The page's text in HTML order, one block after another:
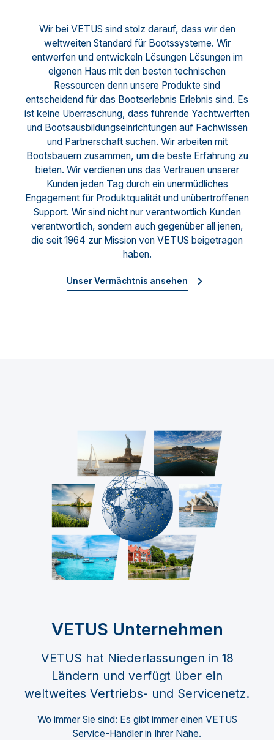
Wir bei VETUS sind stolz darauf, dass wir den
weltweiten Standard für Bootssysteme. Wir
entwerfen und entwickeln Lösungen Lösungen im
eigenen Haus mit den besten technischen
Ressourcen denn unsere Produkte sind
entscheidend für das Bootserlebnis Erlebnis sind. Es
ist keine Überraschung, dass führende Yachtwerften
und Bootsausbildungseinrichtungen auf Fachwissen
und Partnerschaft suchen. Wir arbeiten mit
Bootsbauern zusammen, um die beste Erfahrung zu
bieten. Wir verdienen uns das Vertrauen unserer
Kunden jeden Tag durch ein unermüdliches
Engagement für Produktqualität und unübertroffenen
Support. Wir sind nicht nur verantwortlich Kunden
verantwortlich, sondern auch gegenüber all jenen,
die seit 1964 zur Mission von VETUS beigetragen
haben.
Unser Vermächtnis ansehen
VETUS Unternehmen
VETUS hat Niederlassungen in 18
Ländern und verfügt über ein
weltweites Vertriebs- und Servicenetz.
Wo immer Sie sind: Es gibt immer einen VETUS
Service-Händler in Ihrer Nähe.